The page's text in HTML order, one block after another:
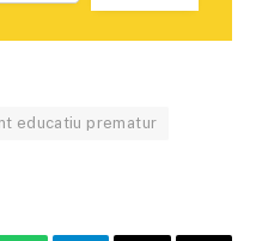
educatiu prematur